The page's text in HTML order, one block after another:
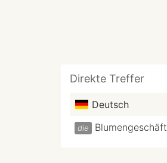
Direkte Treffer
Deutsch
die Blumengeschäft